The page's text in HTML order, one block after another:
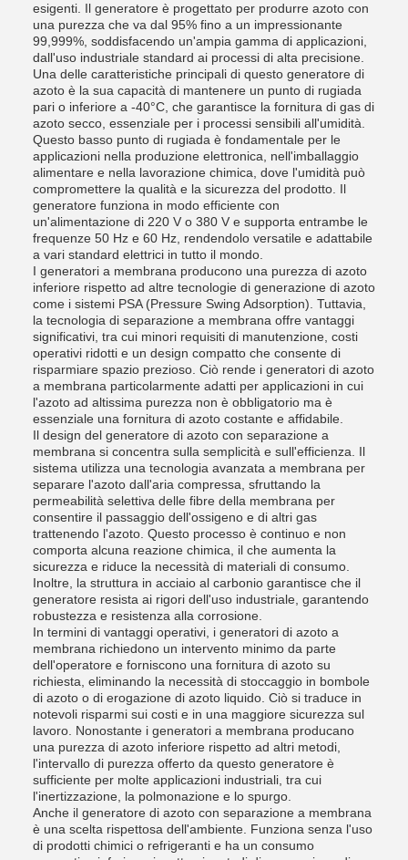
esigenti. Il generatore è progettato per produrre azoto con
una purezza che va dal 95% fino a un impressionante
99,999%, soddisfacendo un'ampia gamma di applicazioni,
dall'uso industriale standard ai processi di alta precisione.
Una delle caratteristiche principali di questo generatore di
azoto è la sua capacità di mantenere un punto di rugiada
pari o inferiore a -40°C, che garantisce la fornitura di gas di
azoto secco, essenziale per i processi sensibili all'umidità.
Questo basso punto di rugiada è fondamentale per le
applicazioni nella produzione elettronica, nell'imballaggio
alimentare e nella lavorazione chimica, dove l'umidità può
compromettere la qualità e la sicurezza del prodotto. Il
generatore funziona in modo efficiente con
un'alimentazione di 220 V o 380 V e supporta entrambe le
frequenze 50 Hz e 60 Hz, rendendolo versatile e adattabile
a vari standard elettrici in tutto il mondo.
I generatori a membrana producono una purezza di azoto
inferiore rispetto ad altre tecnologie di generazione di azoto
come i sistemi PSA (Pressure Swing Adsorption). Tuttavia,
la tecnologia di separazione a membrana offre vantaggi
significativi, tra cui minori requisiti di manutenzione, costi
operativi ridotti e un design compatto che consente di
risparmiare spazio prezioso. Ciò rende i generatori di azoto
a membrana particolarmente adatti per applicazioni in cui
l'azoto ad altissima purezza non è obbligatorio ma è
essenziale una fornitura di azoto costante e affidabile.
Il design del generatore di azoto con separazione a
membrana si concentra sulla semplicità e sull'efficienza. Il
sistema utilizza una tecnologia avanzata a membrana per
separare l'azoto dall'aria compressa, sfruttando la
permeabilità selettiva delle fibre della membrana per
consentire il passaggio dell'ossigeno e di altri gas
trattenendo l'azoto. Questo processo è continuo e non
comporta alcuna reazione chimica, il che aumenta la
sicurezza e riduce la necessità di materiali di consumo.
Inoltre, la struttura in acciaio al carbonio garantisce che il
generatore resista ai rigori dell'uso industriale, garantendo
robustezza e resistenza alla corrosione.
In termini di vantaggi operativi, i generatori di azoto a
membrana richiedono un intervento minimo da parte
dell'operatore e forniscono una fornitura di azoto su
richiesta, eliminando la necessità di stoccaggio in bombole
di azoto o di erogazione di azoto liquido. Ciò si traduce in
notevoli risparmi sui costi e in una maggiore sicurezza sul
lavoro. Nonostante i generatori a membrana producano
una purezza di azoto inferiore rispetto ad altri metodi,
l'intervallo di purezza offerto da questo generatore è
sufficiente per molte applicazioni industriali, tra cui
l'inertizzazione, la polmonazione e lo spurgo.
Anche il generatore di azoto con separazione a membrana
è una scelta rispettosa dell'ambiente. Funziona senza l'uso
di prodotti chimici o refrigeranti e ha un consumo